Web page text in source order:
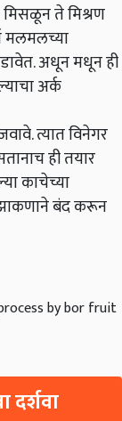
ते मिश्रण
मलमलच्या
अधून मधून ही
अर्क
त्यात विनेगर
ही तयार
काचेच्या
झाकणाने बंद करून
by bor fruit
दर्शवा